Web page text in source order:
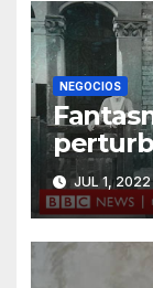
NEGOCIOS
JUL 1, 2022